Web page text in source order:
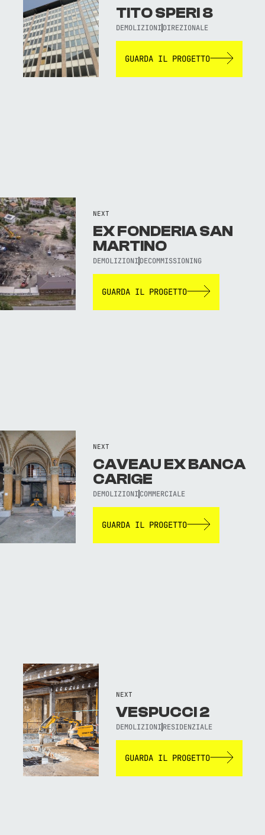
TITO SPERI 8
DEMOLIZIONI DIREZIONALE
GUARDA IL PROGETTO
NEXT
EX FONDERIA SAN
MARTINO
DEMOLIZIONI DECOMMISSIONING
GUARDA IL PROGETTO
NEXT
CAVEAU EX BANCA
CARIGE
DEMOLIZIONI COMMERCIALE
GUARDA IL PROGETTO
NEXT
VESPUCCI 2
DEMOLIZIONI RESIDENZIALE
GUARDA IL PROGETTO